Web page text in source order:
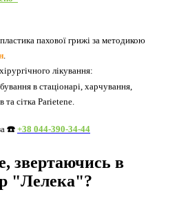
пахової грижі за методикою
.
лікування:
в стаціонарі, харчування,
та сітка Parietene.
☎️ +38 044-390-34-44
звертаючись в
"Лелека"?